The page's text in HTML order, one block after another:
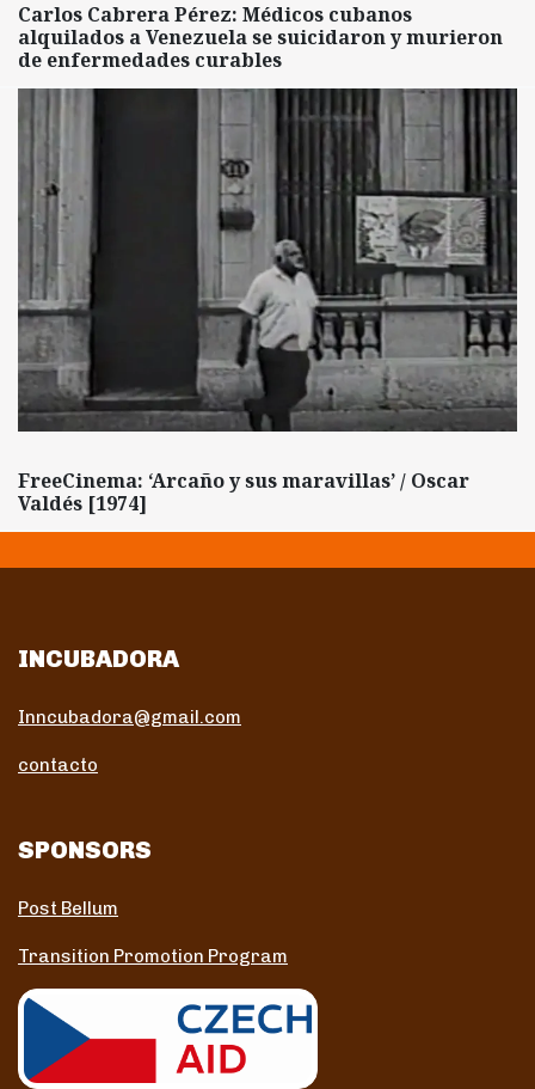
Carlos Cabrera Pérez: Médicos cubanos
alquilados a Venezuela se suicidaron y murieron
de enfermedades curables
FreeCinema: ‘Arcaño y sus maravillas’ / Oscar
Valdés [1974]
INCUBADORA
Inncubadora@gmail.com
contacto
SPONSORS
Post Bellum
Transition Promotion Program